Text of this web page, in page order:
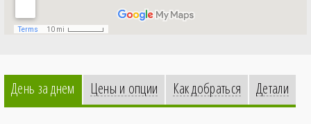
День за днем Цены и опции Как добраться Детали